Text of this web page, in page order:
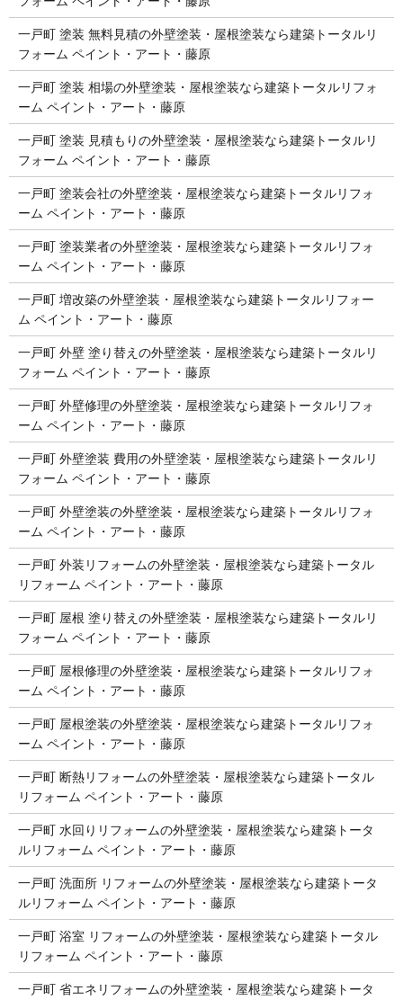
一戸町 塗装 無料見積の外壁塗装・屋根塗装なら建築トータルリ
フォーム ペイント・アート・藤原
一戸町 塗装 相場の外壁塗装・屋根塗装なら建築トータルリフォ
ーム ペイント・アート・藤原
一戸町 塗装 見積もりの外壁塗装・屋根塗装なら建築トータルリ
フォーム ペイント・アート・藤原
一戸町 塗装会社の外壁塗装・屋根塗装なら建築トータルリフォ
ーム ペイント・アート・藤原
一戸町 塗装業者の外壁塗装・屋根塗装なら建築トータルリフォ
ーム ペイント・アート・藤原
一戸町 増改築の外壁塗装・屋根塗装なら建築トータルリフォー
ム ペイント・アート・藤原
一戸町 外壁 塗り替えの外壁塗装・屋根塗装なら建築トータルリ
フォーム ペイント・アート・藤原
一戸町 外壁修理の外壁塗装・屋根塗装なら建築トータルリフォ
ーム ペイント・アート・藤原
一戸町 外壁塗装 費用の外壁塗装・屋根塗装なら建築トータルリ
フォーム ペイント・アート・藤原
一戸町 外壁塗装の外壁塗装・屋根塗装なら建築トータルリフォ
ーム ペイント・アート・藤原
一戸町 外装リフォームの外壁塗装・屋根塗装なら建築トータル
リフォーム ペイント・アート・藤原
一戸町 屋根 塗り替えの外壁塗装・屋根塗装なら建築トータルリ
フォーム ペイント・アート・藤原
一戸町 屋根修理の外壁塗装・屋根塗装なら建築トータルリフォ
ーム ペイント・アート・藤原
一戸町 屋根塗装の外壁塗装・屋根塗装なら建築トータルリフォ
ーム ペイント・アート・藤原
一戸町 断熱リフォームの外壁塗装・屋根塗装なら建築トータル
リフォーム ペイント・アート・藤原
一戸町 水回りリフォームの外壁塗装・屋根塗装なら建築トータ
ルリフォーム ペイント・アート・藤原
一戸町 洗面所 リフォームの外壁塗装・屋根塗装なら建築トータ
ルリフォーム ペイント・アート・藤原
一戸町 浴室 リフォームの外壁塗装・屋根塗装なら建築トータル
リフォーム ペイント・アート・藤原
一戸町 省エネリフォームの外壁塗装・屋根塗装なら建築トータ